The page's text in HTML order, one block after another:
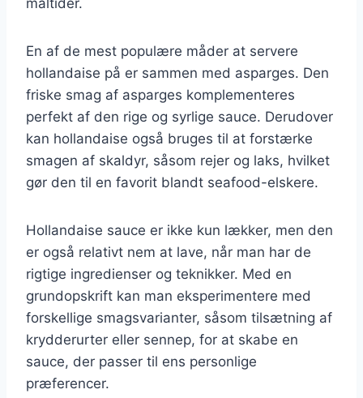
En af de mest populære måder at servere
hollandaise på er sammen med asparges. Den
friske smag af asparges komplementeres
perfekt af den rige og syrlige sauce. Derudover
kan hollandaise også bruges til at forstærke
smagen af skaldyr, såsom rejer og laks, hvilket
gør den til en favorit blandt seafood-elskere.
Hollandaise sauce er ikke kun lækker, men den
er også relativt nem at lave, når man har de
rigtige ingredienser og teknikker. Med en
grundopskrift kan man eksperimentere med
forskellige smagsvarianter, såsom tilsætning af
krydderurter eller sennep, for at skabe en
sauce, der passer til ens personlige
præferencer.